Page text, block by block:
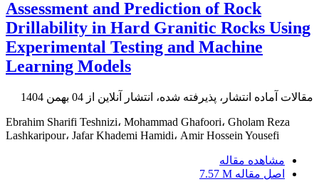
Assessment and Prediction of Rock
Drillability in Hard Granitic Rocks Using
Experimental Testing and Machine
Learning Models
مقالات آماده انتشار، پذیرفته شده، انتشار آنلاین از 04 بهمن 1404
Ebrahim Sharifi Teshnizi، Mohammad Ghafoori، Gholam Reza
Lashkaripour، Jafar Khademi Hamidi، Amir Hossein Yousefi
مشاهده مقاله
اصل مقاله 7.57 M